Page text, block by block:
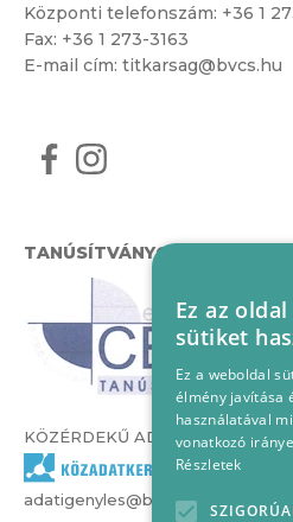
Központi telefonszám: +36 1
Fax: +36 1 273-3163
E-mail cím: titkarsag@bvcs.hu
TANÚSÍTVÁNYOK
KÖZÉRDEKŰ ADATOK
adatigenyles@bvcs.hu
Ez az
sütiket
Ez a weboldal
élmény javítása
használatával
vonatkozó
Részletek